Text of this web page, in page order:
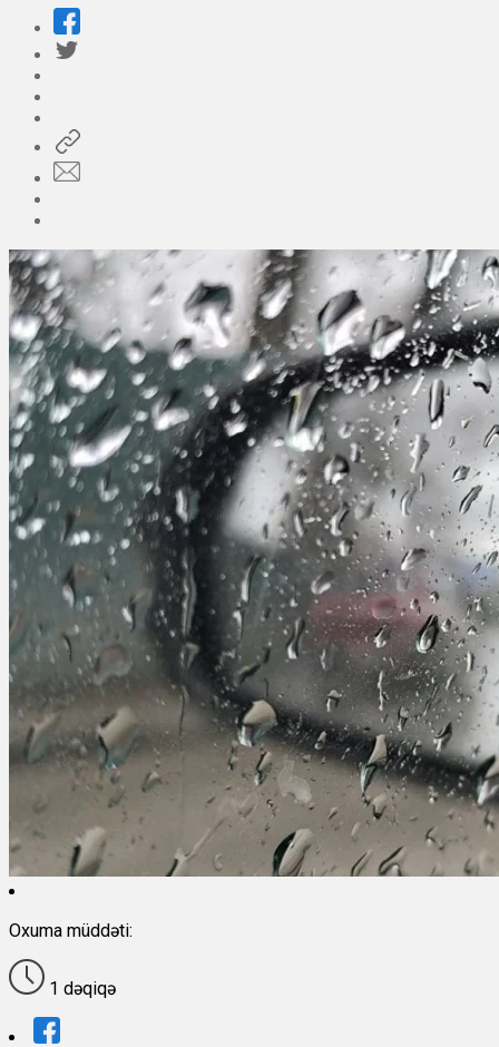
Oxuma müddəti:
1 dəqiqə